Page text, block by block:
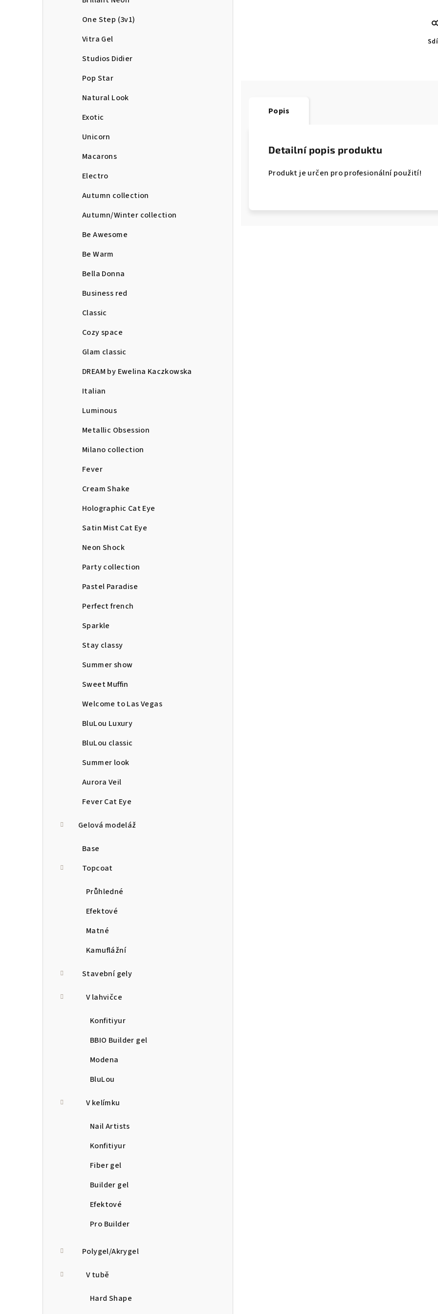
One Step (3v1)
Vitra Gel
Studios Didier
Pop Star
Natural Look
Exotic
Unicorn
Macarons
Electro
Autumn collection
Autumn/Winter collection
Be Awesome
Be Warm
Bella Donna
Business red
Classic
Cozy space
Glam classic
DREAM by Ewelina Kaczkowska
Italian
Luminous
Metallic Obsession
Milano collection
Fever
Cream Shake
Holographic Cat Eye
Satin Mist Cat Eye
Neon Shock
Party collection
Pastel Paradise
Perfect french
Sparkle
Stay classy
Summer show
Sweet Muffin
Welcome to Las Vegas
BluLou Luxury
BluLou classic
Summer look
Aurora Veil
Fever Cat Eye
Gelová modeláž
Base
Topcoat
Průhledné
Efektové
Matné
Kamuflážní
Stavební gely
V lahvičce
Konfitiyur
BBIO Builder gel
Modena
BluLou
V kelímku
Nail Artists
Konfitiyur
Fiber gel
Builder gel
Efektové
Pro Builder
Polygel/Akrygel
V tubě
Hard Shape
Popis
Detailní popis produktu
Produkt je určen pro profesionální použití!